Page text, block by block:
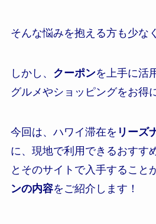
そんな悩みを抱える方も少な
しかし、 クーポンを上手に活
グルメやショッピングをお得
今回は、ハワイ滞在を リーズ
に、現地で利用できるおすす
とそのサイトで入手すること
ンの内容をご紹介します！